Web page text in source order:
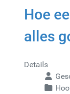
Hoe
alles
Details